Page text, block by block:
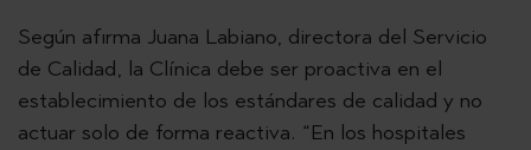
Según afirma Juana Labiano, directora del Servicio
de Calidad, la Clínica debe ser proactiva en el
establecimiento de los estándares de calidad y no
actuar solo de forma reactiva. “En los hospitales